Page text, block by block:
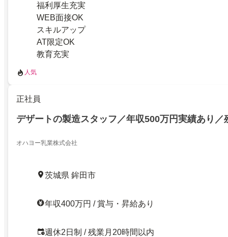
福利厚生充実
WEB面接OK
スキルアップ
AT限定OK
教育充実
人気
正社員
デザートの製造スタッフ／年収500万円実績あり／
オハヨー乳業株式会社
茨城県 鉾田市
年収400万円 / 賞与・昇給あり
週休2日制 / 残業月20時間以内